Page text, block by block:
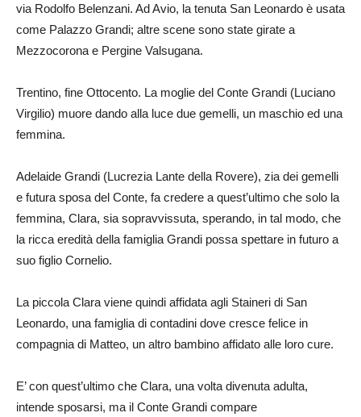
via Rodolfo Belenzani. Ad Avio, la tenuta San Leonardo è usata
come Palazzo Grandi; altre scene sono state girate a
Mezzocorona e Pergine Valsugana.
Trentino, fine Ottocento. La moglie del Conte Grandi (Luciano
Virgilio) muore dando alla luce due gemelli, un maschio ed una
femmina.
Adelaide Grandi (Lucrezia Lante della Rovere), zia dei gemelli
e futura sposa del Conte, fa credere a quest’ultimo che solo la
femmina, Clara, sia sopravvissuta, sperando, in tal modo, che
la ricca eredità della famiglia Grandi possa spettare in futuro a
suo figlio Cornelio.
La piccola Clara viene quindi affidata agli Staineri di San
Leonardo, una famiglia di contadini dove cresce felice in
compagnia di Matteo, un altro bambino affidato alle loro cure.
E’ con quest’ultimo che Clara, una volta divenuta adulta,
intende sposarsi, ma il Conte Grandi compare